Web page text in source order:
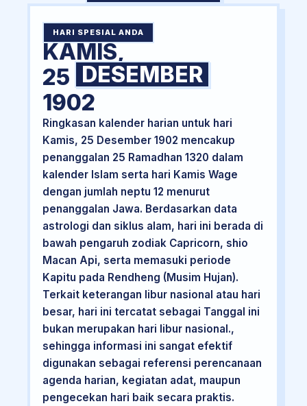
HARI SPESIAL ANDA
KAMIS,
25 DESEMBER
1902
Ringkasan kalender harian untuk hari
Kamis, 25 Desember 1902 mencakup
penanggalan 25 Ramadhan 1320 dalam
kalender Islam serta hari Kamis Wage
dengan jumlah neptu 12 menurut
penanggalan Jawa. Berdasarkan data
astrologi dan siklus alam, hari ini berada di
bawah pengaruh zodiak Capricorn, shio
Macan Api, serta memasuki periode
Kapitu pada Rendheng (Musim Hujan).
Terkait keterangan libur nasional atau hari
besar, hari ini tercatat sebagai Tanggal ini
bukan merupakan hari libur nasional.,
sehingga informasi ini sangat efektif
digunakan sebagai referensi perencanaan
agenda harian, kegiatan adat, maupun
pengecekan hari baik secara praktis.